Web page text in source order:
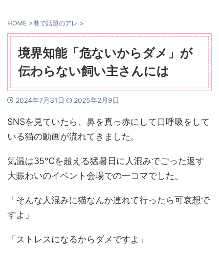
HOME >巷で話題のアレ >
境界知能「危ないからダメ」が
伝わらない飼い主さんには
2024年7月31日 2025年2月9日
SNSを見ていたら、鼻を真っ赤にして口呼吸をして
いる猫の動画が流れてきました。
気温は35℃を超える猛暑日に人混みでごった返す
大賑わいのイベント会場での一コマでした。
「そんな人混みに猫なんか連れて行ったら可哀想で
すよ」
「ストレスになるからダメですよ」